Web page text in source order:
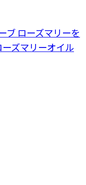
ローズマリーを
ズマリーオイル